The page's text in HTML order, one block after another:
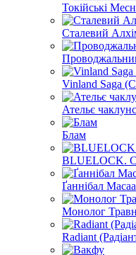
Токійські
Сталевий
Vinland Saga
Ательє
Блам
BLUELOCK.
Ґаннібал
Монолог
Radiant